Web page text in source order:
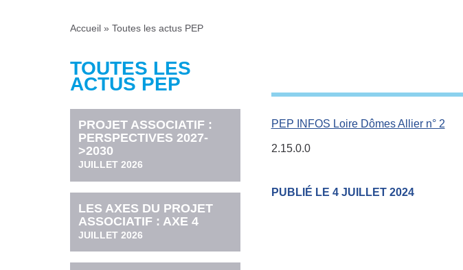
Accueil » Toutes les actus PEP
TOUTES LES
ACTUS PEP
PROJET ASSOCIATIF :
PERSPECTIVES 2027-
>2030
JUILLET 2026
LES AXES DU PROJET
ASSOCIATIF : AXE 4
JUILLET 2026
PEP INFOS Loire Dômes Allier n° 2
2.15.0.0
PUBLIÉ LE 4 JUILLET 2024